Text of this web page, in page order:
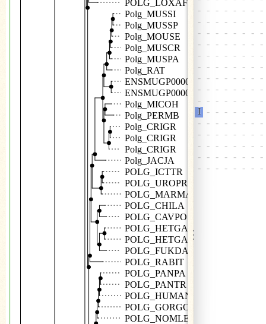
POLG_LOXAF
Polg_MUSSI
Polg_MUSSP
Polg_MOUSE
Polg_MUSCR
Polg_MUSPA
Polg_RAT
ENSMUGP00000017813
ENSMUGP00000017696
Polg_MICOH
Polg_PERMB
Polg_CRIGR
Polg_CRIGR
Polg_CRIGR
Polg_JACJA
POLG_ICTTR
POLG_UROPR
POLG_MARMA
POLG_CHILA
POLG_CAVPO
POLG_HETGA
POLG_HETGA
POLG_FUKDA
POLG_RABIT
POLG_PANPA
POLG_PANTR
POLG_HUMAN
POLG_GORGO
POLG_NOMLE
⋮